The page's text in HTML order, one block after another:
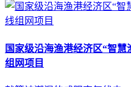
国家级沿海渔港经济区“智
组网项目